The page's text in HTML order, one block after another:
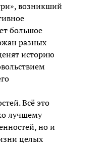
возникший
большое
разных
историю
Всё это
лучшему
но и
целых